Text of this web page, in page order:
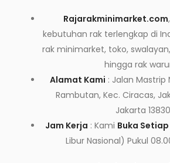
Rajarakminimarket.com
kebutuhan rak terlengkap di
rak minimarket, toko,
hingga rak
Alamat Kami : Jalan Mastrip
Rambutan, Kec. Ciracas,
Jakarta 13830
Jam Kerja : Kami Buka
Libur Nasional) Pukul